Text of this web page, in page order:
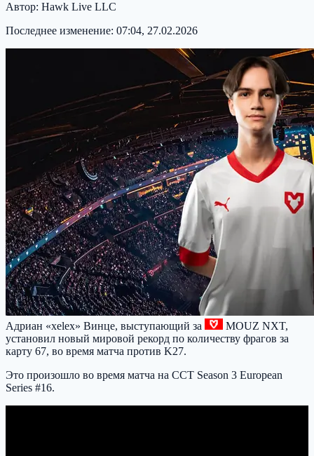
Автор: Hawk Live LLC
Последнее изменение: 07:04, 27.02.2026
Адриан «xelex» Винце, выступающий за MOUZ NXT,
установил новый мировой рекорд по количеству фрагов за
карту 67, во время матча против K27.
Это произошло во время матча на CCT Season 3 European
Series #16.